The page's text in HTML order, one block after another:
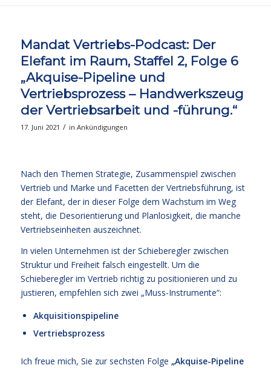
Mandat Vertriebs-Podcast: Der
Elefant im Raum, Staffel 2, Folge 6
„Akquise-Pipeline und
Vertriebsprozess – Handwerkszeug
der Vertriebsarbeit und -führung.“
17. Juni 2021 / in Ankündigungen
Nach den Themen Strategie, Zusammenspiel zwischen
Vertrieb und Marke und Facetten der Vertriebsführung, ist
der Elefant, der in dieser Folge dem Wachstum im Weg
steht, die Desorientierung und Planlosigkeit, die manche
Vertriebseinheiten auszeichnet.
In vielen Unternehmen ist der Schieberegler zwischen
Struktur und Freiheit falsch eingestellt. Um die
Schieberegler im Vertrieb richtig zu positionieren und zu
justieren, empfehlen sich zwei „Muss-Instrumente“:
Akquisitionspipeline
Vertriebsprozess
Ich freue mich, Sie zur sechsten Folge „Akquise-Pipeline